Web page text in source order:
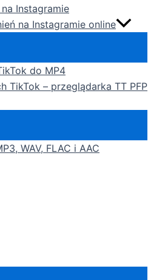
Instagramie
na Instagramie online
do MP4
TikTok – przeglądarka TT PFP
WAV, FLAC i AAC